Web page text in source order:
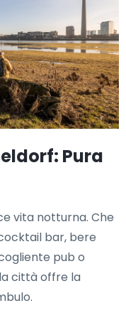
Pura
vita notturna. Che
bar, bere
pub o
città offre la